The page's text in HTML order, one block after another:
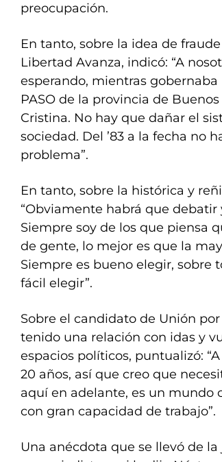
preocupación.
En tanto, sobre la idea de
Libertad Avanza, indicó: “A
esperando, mientras
PASO de la provincia de
Cristina. No hay que dañar el
sociedad. Del ’83 a la fecha no
problema”.
En tanto, sobre la histórica y
“Obviamente habrá que
Siempre soy de los que piensa
de gente, lo mejor es que la
Siempre es bueno elegir, sobre
fácil elegir”.
Sobre el candidato de Unión
tenido una relación con idas y
espacios políticos, puntualizó:
20 años, así que creo que
aquí en adelante, es un mundo
con gran capacidad de trabajo”.
Una anécdota que se llevó de